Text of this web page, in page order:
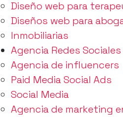
Diseño web para
Diseños web para
Inmobiliarias
Agencia Redes
Agencia de influencers
Paid Media Social Ads
Social Media
Agencia de marketing